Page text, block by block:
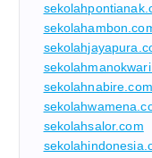
sekolahnabire.com
sekolahsalor.com